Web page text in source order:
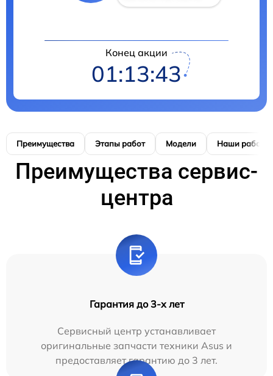
Конец акции
01:13:42
Преимущества Этапы работ Модели Наши работы
Преимущества сервис-
центра
Гарантия до 3-х лет
Сервисный центр устанавливает
оригинальные запчасти техники Asus и
предоставляет гарантию до 3 лет.